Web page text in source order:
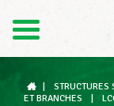
STRUCTURES
ET BRANCHES